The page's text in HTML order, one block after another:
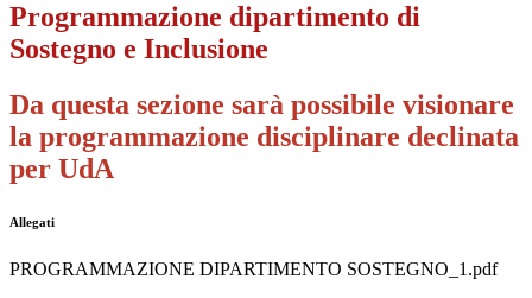
Programmazione dipartimento di
Sostegno e Inclusione
Da questa sezione sarà possibile visionare
la programmazione disciplinare declinata
per UdA
Allegati
PROGRAMMAZIONE DIPARTIMENTO SOSTEGNO_1.pdf